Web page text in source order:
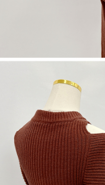
2. Melalui pautan SMS untuk
membayar melalui "Kod bar
Mobile / Pemindahan bank /
1. Perkhidmatan ini disediakan
tuntutan harga jual/beli ansuran
menggunakan bil syarikat ini.
"Pembayaran Ansuran Gogo",
anda (termasuk nama, telefon
pengumpulan, pemprosesan dan
semakan dan pembetulan data
Taiwan Mobile.
3. Sila baca syarat perkhidmatan
pautan berikut: https://oppay.tw/